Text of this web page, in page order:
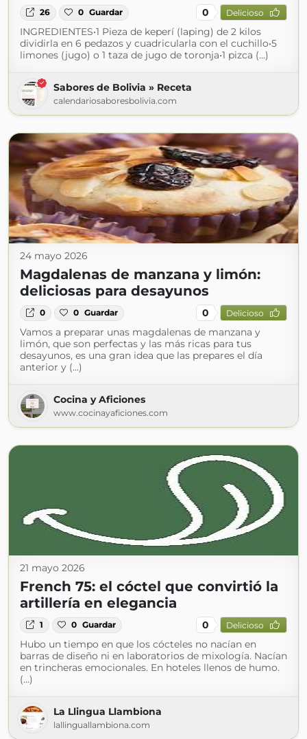
26 0 Guardar 0 Delicioso
INGREDIENTES•1 Pieza de keperí (laping) de 2 kilos
dividirla en 6 pedazos y cuadricularla con el cuchillo•5
limones (jugo) o 1 taza de jugo de toronja•1 pizca (...)
Sabores de Bolivia » Receta
calendariosaboresbolivia.com
24 mayo 2026
Magdalenas de manzana y limón:
deliciosas para desayunos
0 0 Guardar 0 Delicioso
Vamos a preparar unas magdalenas de manzana y
limón, que son perfectas y las más ricas para tus
desayunos, es una gran idea que las prepares el día
anterior y (...)
Cocina y Aficiones
www.cocinayaficiones.com
21 mayo 2026
French 75: el cóctel que convirtió la
artillería en elegancia
1 0 Guardar 0 Delicioso
Hubo un tiempo en que los cócteles no nacían en
barras de diseño ni en laboratorios de mixología. Nacían
en trincheras emocionales. En hoteles llenos de humo.
(...)
La Llingua Llambiona
lallinguallambiona.com